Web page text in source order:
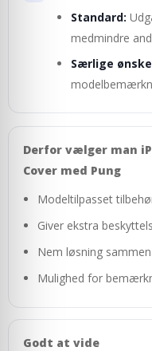
Standard:
medmindre
Særlige
Derfor vælger man
Cover med Pung
Modeltilpasset
Giver ekstra
Nem løsning
Mulighed for
Godt at vide